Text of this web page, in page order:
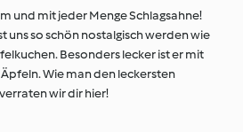
und mit jeder Menge Schlagsahne!
uns so schön nostalgisch werden wie
Besonders lecker ist er mit
Wie man den leckersten
wir dir hier!